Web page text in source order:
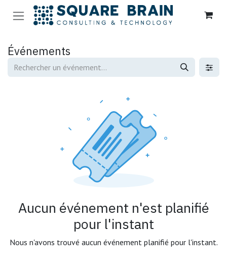
Se rendre au contenu
Événements
Aucun événement n'est planifié
pour l'instant
Nous n'avons trouvé aucun événement planifié pour l'instant.